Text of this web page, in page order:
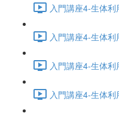
入門講座4-生体
入門講座4-生体
入門講座4-生体
入門講座4-生体